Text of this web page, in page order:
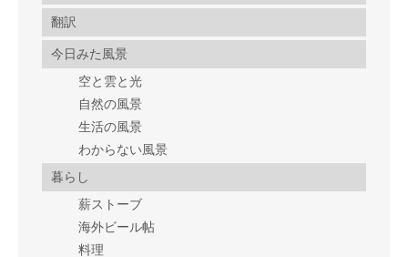
翻訳
今日みた風景
空と雲と光
自然の風景
生活の風景
わからない風景
暮らし
薪ストーブ
海外ビール帖
料理